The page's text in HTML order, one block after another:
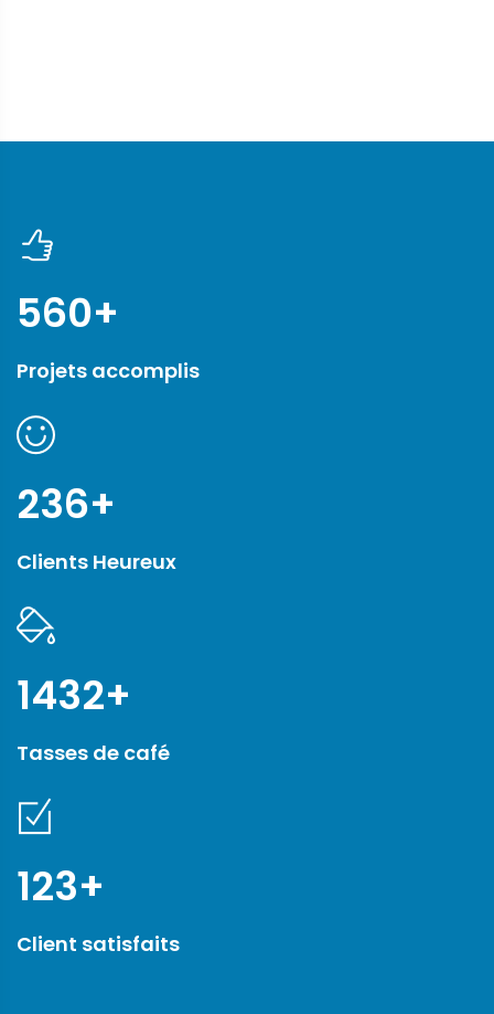
560+
Projets accomplis
236+
Clients Heureux
1432+
Tasses de café
123+
Client satisfaits